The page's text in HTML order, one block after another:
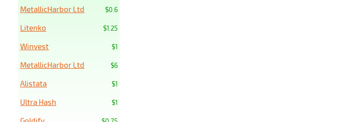
$0.6
MetallicHarbor Ltd
$1.25
Litenko
$1
Winvest
$6
MetallicHarbor Ltd
$1
Alistata
$1
Ultra Hash